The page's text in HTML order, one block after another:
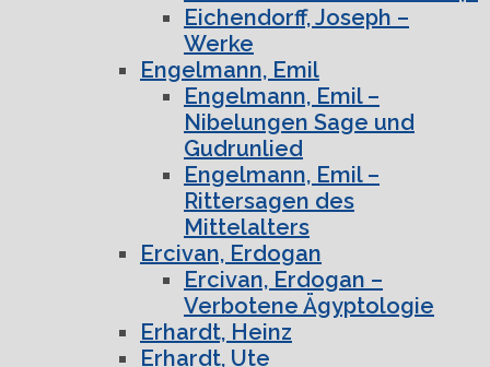
Eichendorff, Joseph –
Werke
Engelmann, Emil
Engelmann, Emil –
Nibelungen Sage und
Gudrunlied
Engelmann, Emil –
Rittersagen des
Mittelalters
Ercivan, Erdogan
Ercivan, Erdogan –
Verbotene Ägyptologie
Erhardt, Heinz
Erhardt, Ute